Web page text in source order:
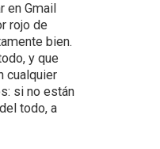
en Gmail
rojo de
bien.
y que
cualquier
si no están
todo, a